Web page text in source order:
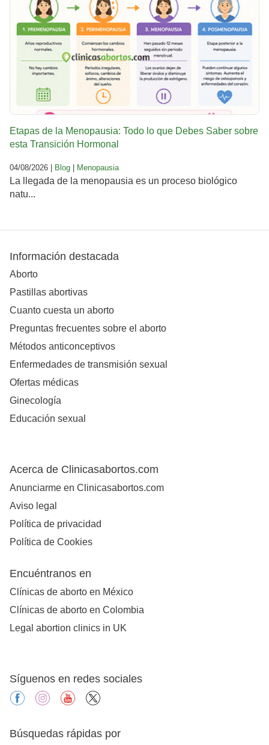
Etapas de la Menopausia: Todo lo que Debes Saber sobre
esta Transición Hormonal
04/08/2026 | Blog | Menopausia
La llegada de la menopausia es un proceso biológico
natu...
Información destacada
Aborto
Pastillas abortivas
Cuanto cuesta un aborto
Preguntas frecuentes sobre el aborto
Métodos anticonceptivos
Enfermedades de transmisión sexual
Ofertas médicas
Ginecología
Educación sexual
Acerca de Clinicasabortos.com
Anunciarme en Clinicasabortos.com
Aviso legal
Política de privacidad
Política de Cookies
Encuéntranos en
Clínicas de aborto en México
Clínicas de aborto en Colombia
Legal abortion clinics in UK
Síguenos en redes sociales
facebookinstagramyoutube
Búsquedas rápidas por